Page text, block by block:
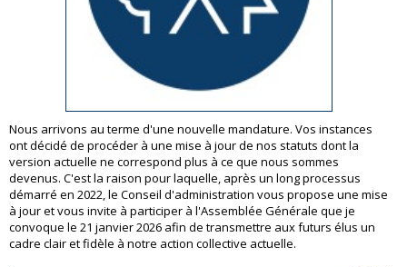
Nous arrivons au terme d'une nouvelle mandature. Vos instances
ont décidé de procéder à une mise à jour de nos statuts dont la
version actuelle ne correspond plus à ce que nous sommes
devenus. C'est la raison pour laquelle, après un long processus
démarré en 2022, le Conseil d'administration vous propose une mise
à jour et vous invite à participer à l'Assemblée Générale que je
convoque le 21 janvier 2026 afin de transmettre aux futurs élus un
cadre clair et fidèle à notre action collective actuelle.